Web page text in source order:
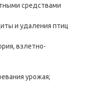
средствами
и удаления птиц
взлетно-
урожая;